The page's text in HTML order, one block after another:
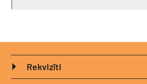
Rekvizīti